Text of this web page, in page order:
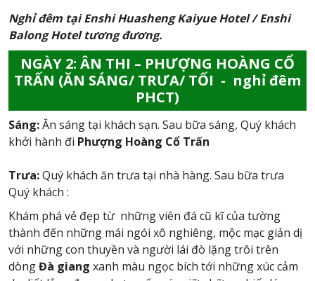
Nghỉ đêm tại Enshi Huasheng Kaiyue Hotel / Enshi
Balong Hotel tương đương.
NGÀY 2: ÂN THI – PHƯỢNG HOÀNG CỔ
TRẤN (ĂN SÁNG/ TRƯA/ TỐI - nghỉ đêm
PHCT)
Sáng:Ăn sáng tại khách sạn. Sau bữa sáng, Quý khách
khởi hành đi Phượng Hoàng Cổ Trấn
Trưa:Quý khách ăn trưa tại nhà hàng. Sau bữa trưa
Quý khách :
Khám phá vẻ đẹp từ những viên đá cũ kĩ của tường
thành đến những mái ngói xô nghiêng, mộc mạc giản dị
với những con thuyền và người lái đò lặng trôi trên
dòngĐà giang xanh màu ngọc bích tới những xúc cảm